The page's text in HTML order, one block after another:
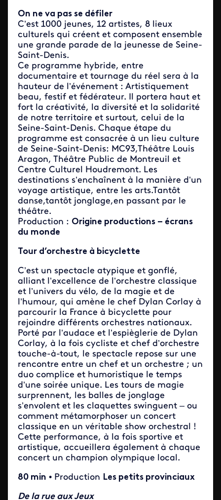
On ne va pas se défiler
C’est 1000 jeunes, 12 artistes, 8 lieux
culturels qui créent et composent ensemble
une grande parade de la jeunesse de Seine-
Saint-Denis.
Ce programme hybride, entre
documentaire et tournage du réel sera à la
hauteur de l’événement : Artistiquement
beau, festif et fédérateur. Il portera haut et
fort la créativité, la diversité et la solidarité
de notre territoire et surtout, celui de la
Seine-Saint-Denis. Chaque étape du
programme est consacrée à un lieu culture
de Seine-Saint-Denis: MC93,Théâtre Louis
Aragon, Théâtre Public de Montreuil et
Centre Culturel Houdremont. Les
destinations s’enchaînent à la manière d’un
voyage artistique, entre les arts.Tantôt
danse,tantôt jonglage,en passant par le
théâtre.
Production : Origine productions – écrans
du monde
Tour d’orchestre à bicyclette
C’est un spectacle atypique et gonflé,
alliant l’excellence de l’orchestre classique
et l’univers du vélo, de la magie et de
l’humour, qui amène le chef Dylan Corlay à
parcourir la France à bicyclette pour
rejoindre différents orchestres nationaux.
Porté par l’audace et l’espièglerie de Dylan
Corlay, à la fois cycliste et chef d’orchestre
touche-à-tout, le spectacle repose sur une
rencontre entre un chef et un orchestre ; un
duo complice et humoristique le temps
d’une soirée unique. Les tours de magie
surprennent, les balles de jonglage
s’envolent et les claquettes swinguent – ou
comment métamorphoser un concert
classique en un véritable show orchestral !
Cette performance, à la fois sportive et
artistique, accueillera également à chaque
concert un champion olympique local.
80 min • Production Les petits provinciaux
De la rue aux Jeux